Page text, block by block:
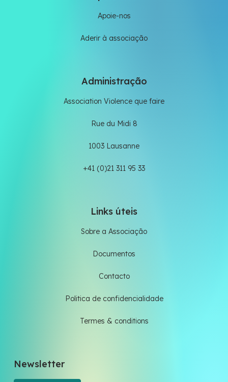
Apoie-nos
Aderir à associação
Administração
Association Violence que faire
Rue du Midi 8
1003 Lausanne
+41 (0)21 311 95 33
Links úteis
Sobre a Associação
Documentos
Contacto
Politica de confidencialidade
Termes & conditions
Newsletter